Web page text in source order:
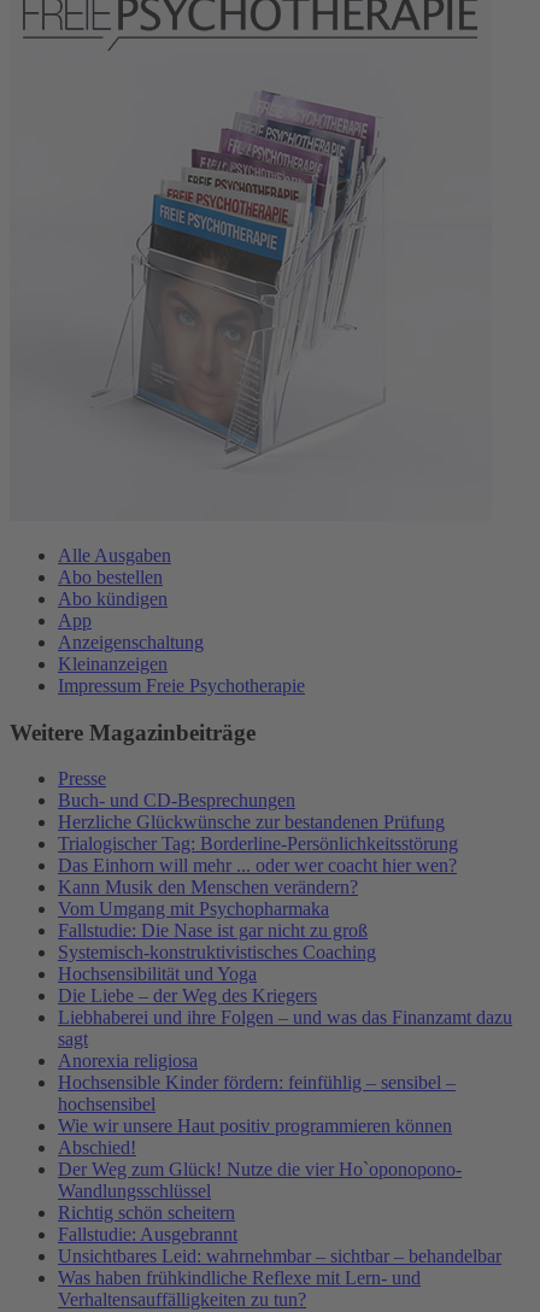
Alle Ausgaben
Abo bestellen
Abo kündigen
App
Anzeigenschaltung
Kleinanzeigen
Impressum Freie Psychotherapie
Weitere Magazinbeiträge
Presse
Buch- und CD-Besprechungen
Herzliche Glückwünsche zur bestandenen Prüfung
Trialogischer Tag: Borderline-Persönlichkeitsstörung
Das Einhorn will mehr ... oder wer coacht hier wen?
Kann Musik den Menschen verändern?
Vom Umgang mit Psychopharmaka
Fallstudie: Die Nase ist gar nicht zu groß
Systemisch-konstruktivistisches Coaching
Hochsensibilität und Yoga
Die Liebe – der Weg des Kriegers
Liebhaberei und ihre Folgen – und was das Finanzamt dazu
sagt
Anorexia religiosa
Hochsensible Kinder fördern: feinfühlig – sensibel –
hochsensibel
Wie wir unsere Haut positiv programmieren können
Abschied!
Der Weg zum Glück! Nutze die vier Ho`oponopono-
Wandlungsschlüssel
Richtig schön scheitern
Fallstudie: Ausgebrannt
Unsichtbares Leid: wahrnehmbar – sichtbar – behandelbar
Was haben frühkindliche Reflexe mit Lern- und
Verhaltensauffälligkeiten zu tun?